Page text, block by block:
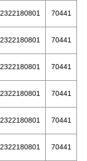
2322180801 70441
2322180801 70441
2322180801 70441
2322180801 70441
2322180801 70441
2322180801 70441